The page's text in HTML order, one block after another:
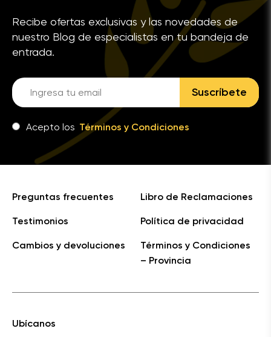
Recibe ofertas exclusivas y las novedades de
nuestro Blog de especialistas en tu bandeja de
entrada.
Suscríbete
Acepto los Términos y Condiciones
Preguntas frecuentes
Testimonios
Cambios y devoluciones
Libro de Reclamaciones
Política de privacidad
Términos y Condiciones
– Provincia
Ubícanos